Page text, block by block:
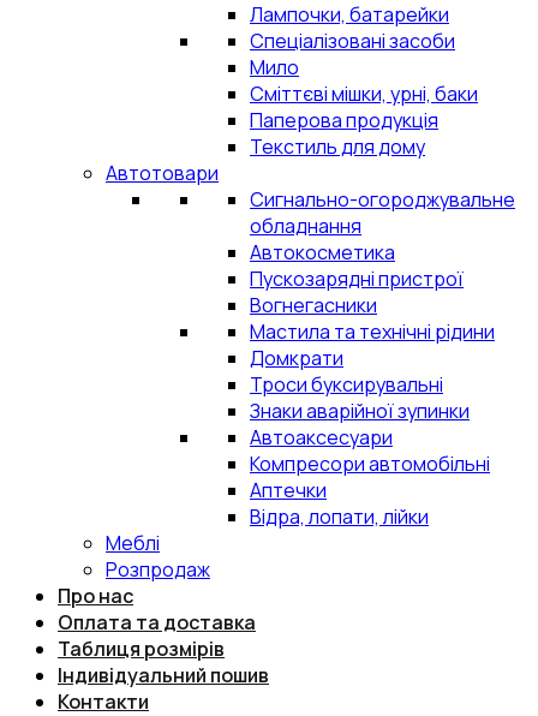
Лампочки, батарейки
Спеціалізовані засоби
Мило
Сміттєві мішки, урні, баки
Паперова продукція
Текстиль для дому
Автотовари
Сигнально-огороджувальне
обладнання
Автокосметика
Пускозарядні пристрої
Вогнегасники
Мастила та технічні рідини
Домкрати
Троси буксирувальні
Знаки аварійної зупинки
Автоаксесуари
Компресори автомобільні
Аптечки
Відра, лопати, лійки
Меблі
Розпродаж
Про нас
Оплата та доставка
Таблиця розмірів
Індивідуальний пошив
Контакти